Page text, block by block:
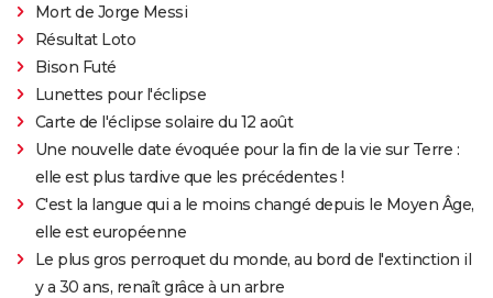
Mort de Jorge Messi
Résultat Loto
Bison Futé
Lunettes pour l'éclipse
Carte de l'éclipse solaire du 12 août
Une nouvelle date évoquée pour la fin de la vie sur Terre :
elle est plus tardive que les précédentes !
C'est la langue qui a le moins changé depuis le Moyen Âge,
elle est européenne
Le plus gros perroquet du monde, au bord de l'extinction il
y a 30 ans, renaît grâce à un arbre